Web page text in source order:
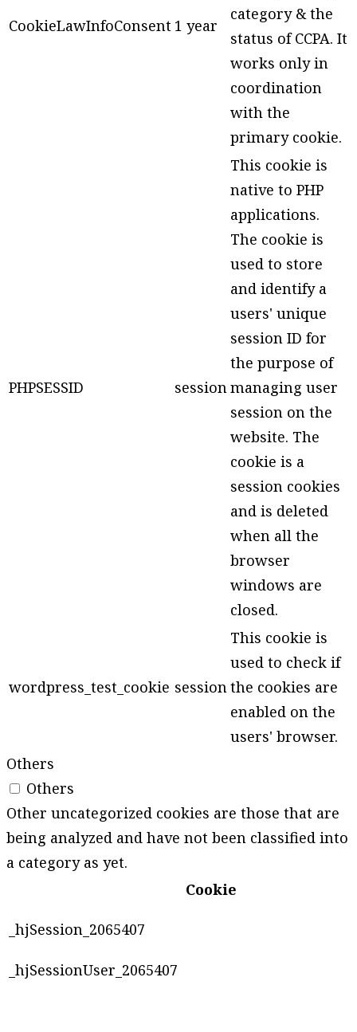
CookieLawInfoConsent 1 year
category & the
status of CCPA. It
works only in
coordination
with the
primary cookie.
PHPSESSID session
This cookie is
native to PHP
applications.
The cookie is
used to store
and identify a
users' unique
session ID for
the purpose of
managing user
session on the
website. The
cookie is a
session cookies
and is deleted
when all the
browser
windows are
closed.
wordpress_test_cookie session
This cookie is
used to check if
the cookies are
enabled on the
users' browser.
Others
Others
Other uncategorized cookies are those that are
being analyzed and have not been classified into
a category as yet.
Cookie
_hjSession_2065407
_hjSessionUser_2065407